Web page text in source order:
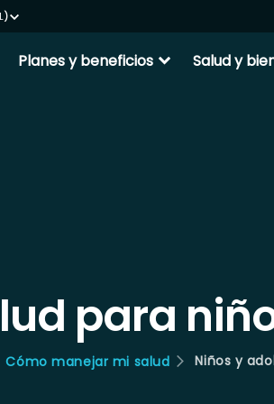
Planes y beneficios expand_more Salud y
para
Cómo manejar mi salud Niños y